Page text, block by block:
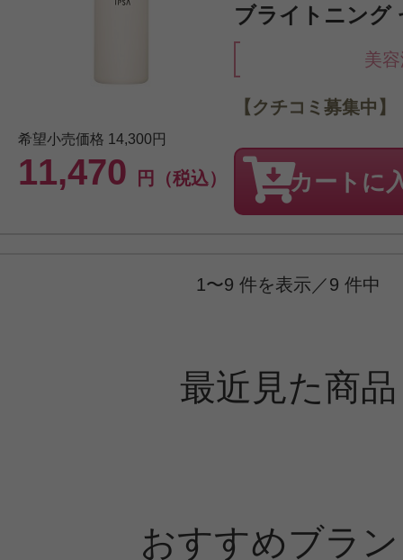
ブライトニング
美
希望小売価格 14,300円
11,470 円（税込）
【クチコミ募集中】
カートに
1〜9 件を表示／9 件中
最近見た商品
おすすめブラ